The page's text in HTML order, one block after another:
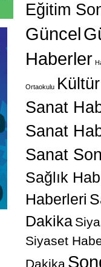
Eğitim
Güncel
Haberler
Ortaokulu
Sanat
Sanat
Sanat
Sağlık
Haberleri
Dakika
Siyaset
Dakika